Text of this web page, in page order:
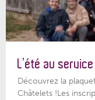
L’été au
Découvrez la
Châtelets !Les